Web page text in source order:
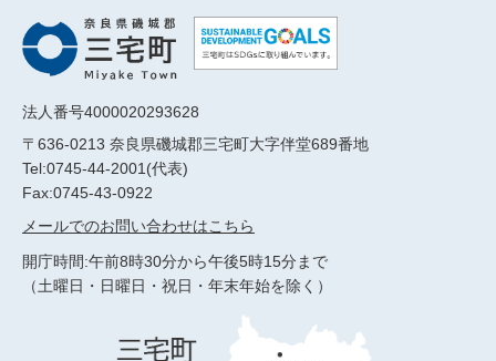
法人番号4000020293628
〒636-0213 奈良県磯城郡三宅町大字伴堂689番地
Tel:0745-44-2001(代表)
Fax:0745-43-0922
メールでのお問い合わせはこちら
開庁時間:午前8時30分から午後5時15分まで
（土曜日・日曜日・祝日・年末年始を除く）